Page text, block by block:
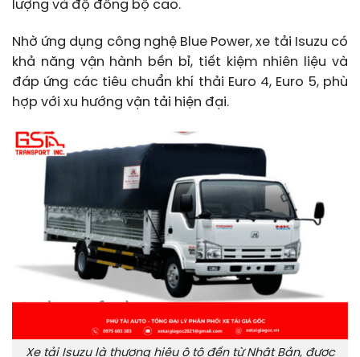
lượng và độ đồng bộ cao.
Nhờ ứng dụng công nghệ Blue Power, xe tải Isuzu có
khả năng vận hành bền bỉ, tiết kiệm nhiên liệu và
đáp ứng các tiêu chuẩn khí thải Euro 4, Euro 5, phù
hợp với xu hướng vận tải hiện đại.
Xe tải Isuzu là thương hiệu ô tô đến từ Nhật Bản, được